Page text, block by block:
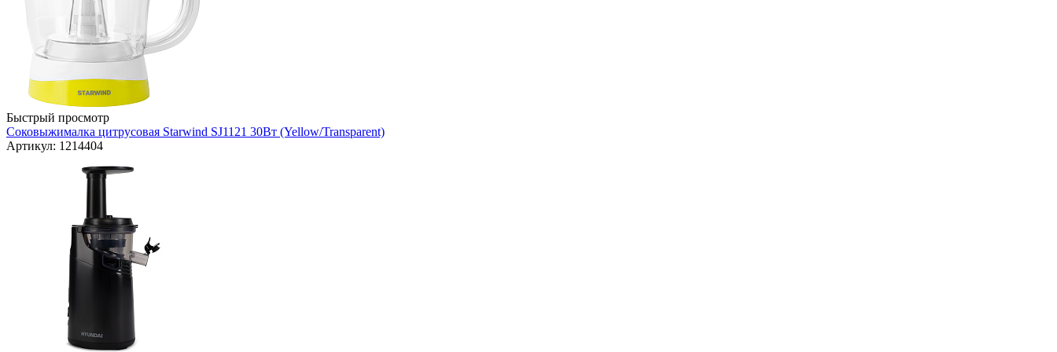
Быстрый просмотр
Соковыжималка цитрусовая Starwind SJ1121 30Вт (Yellow/Transparent)
Артикул: 1214404